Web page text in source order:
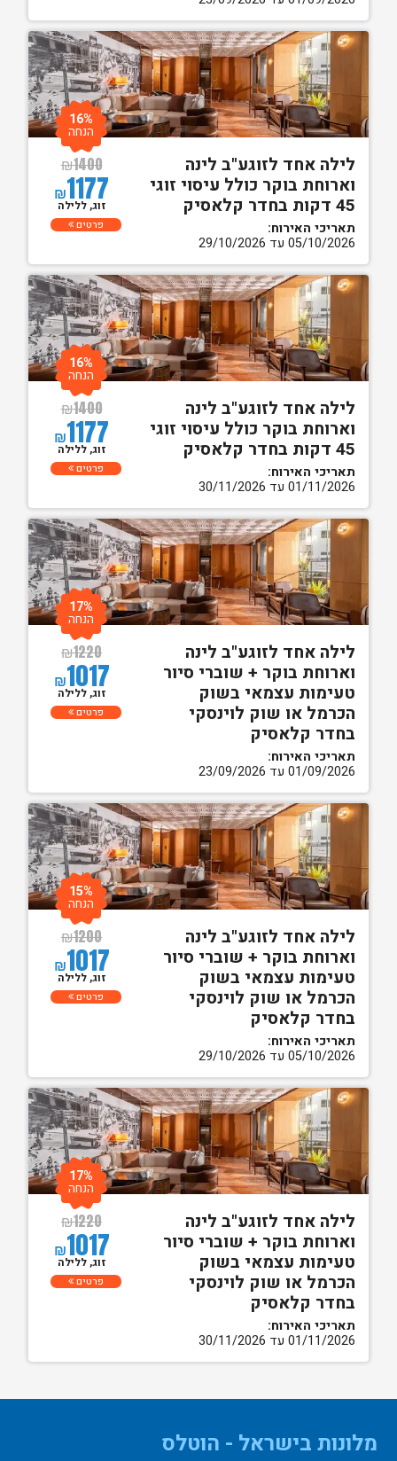
לילה אחד לזוגע"ב לינה
וארוחת בוקר כולל עיסוי זוגי
45 דקות בחדר קלאסיק
תאריכי האירוח:
05/10/2026 עד 29/10/2026
₪1400
₪1177
16%
הנחה
זוג, ללילה
פרטים
לילה אחד לזוגע"ב לינה
וארוחת בוקר כולל עיסוי זוגי
45 דקות בחדר קלאסיק
תאריכי האירוח:
01/11/2026 עד 30/11/2026
₪1400
₪1177
16%
הנחה
זוג, ללילה
פרטים
לילה אחד לזוגע"ב לינה
וארוחת בוקר + שוברי סיור
טעימות עצמאי בשוק
הכרמל או שוק לוינסקי
בחדר קלאסיק
תאריכי האירוח:
01/09/2026 עד 23/09/2026
₪1220
₪1017
17%
הנחה
זוג, ללילה
פרטים
לילה אחד לזוגע"ב לינה
וארוחת בוקר + שוברי סיור
טעימות עצמאי בשוק
הכרמל או שוק לוינסקי
בחדר קלאסיק
תאריכי האירוח:
05/10/2026 עד 29/10/2026
₪1200
₪1017
15%
הנחה
זוג, ללילה
פרטים
לילה אחד לזוגע"ב לינה
וארוחת בוקר + שוברי סיור
טעימות עצמאי בשוק
הכרמל או שוק לוינסקי
בחדר קלאסיק
תאריכי האירוח:
01/11/2026 עד 30/11/2026
₪1220
₪1017
17%
הנחה
זוג, ללילה
פרטים
מלונות בישראל - הוטלס